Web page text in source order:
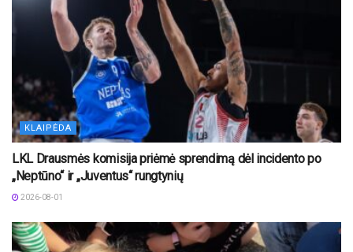
KLAIPĖDA
LKL Drausmės komisija priėmė sprendimą dėl incidento po
„Neptūno“ ir „Juventus“ rungtynių
2026-08-01